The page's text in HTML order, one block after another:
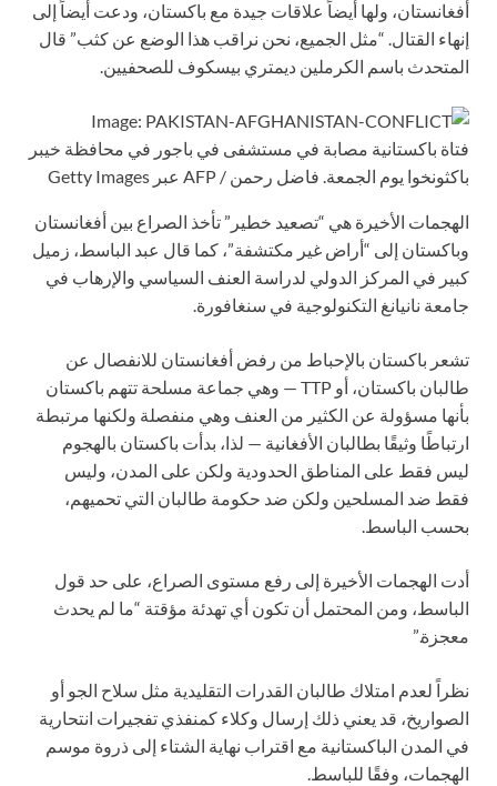
أفغانستان، ولها أيضاً علاقات جيدة مع باكستان، ودعت أيضاً إلى
إنهاء القتال. “مثل الجميع، نحن نراقب هذا الوضع عن كثب” قال
المتحدث باسم الكرملين ديمتري بيسكوف للصحفيين.
فتاة باكستانية مصابة في مستشفى في باجور في محافظة خيبر
باكثونخوا يوم الجمعة. فاضل رحمن / AFP عبر Getty Images
الهجمات الأخيرة هي “تصعيد خطير” تأخذ الصراع بين أفغانستان
وباكستان إلى “أراض غير مكتشفة”، كما قال عبد الباسط، زميل
كبير في المركز الدولي لدراسة العنف السياسي والإرهاب في
جامعة نانيانغ التكنولوجية في سنغافورة.
تشعر باكستان بالإحباط من رفض أفغانستان للانفصال عن
طالبان باكستان، أو TTP — وهي جماعة مسلحة تتهم باكستان
بأنها مسؤولة عن الكثير من العنف وهي منفصلة ولكنها مرتبطة
ارتباطًا وثيقًا بطالبان الأفغانية — لذا، بدأت باكستان بالهجوم
ليس فقط على المناطق الحدودية ولكن على المدن، وليس
فقط ضد المسلحين ولكن ضد حكومة طالبان التي تحميهم،
بحسب الباسط.
أدت الهجمات الأخيرة إلى رفع مستوى الصراع، على حد قول
الباسط، ومن المحتمل أن تكون أي تهدئة مؤقتة “ما لم يحدث
معجزة.”
نظراً لعدم امتلاك طالبان القدرات التقليدية مثل سلاح الجو أو
الصواريخ، قد يعني ذلك إرسال وكلاء كمنفذي تفجيرات انتحارية
في المدن الباكستانية مع اقتراب نهاية الشتاء إلى ذروة موسم
الهجمات، وفقًا للباسط.